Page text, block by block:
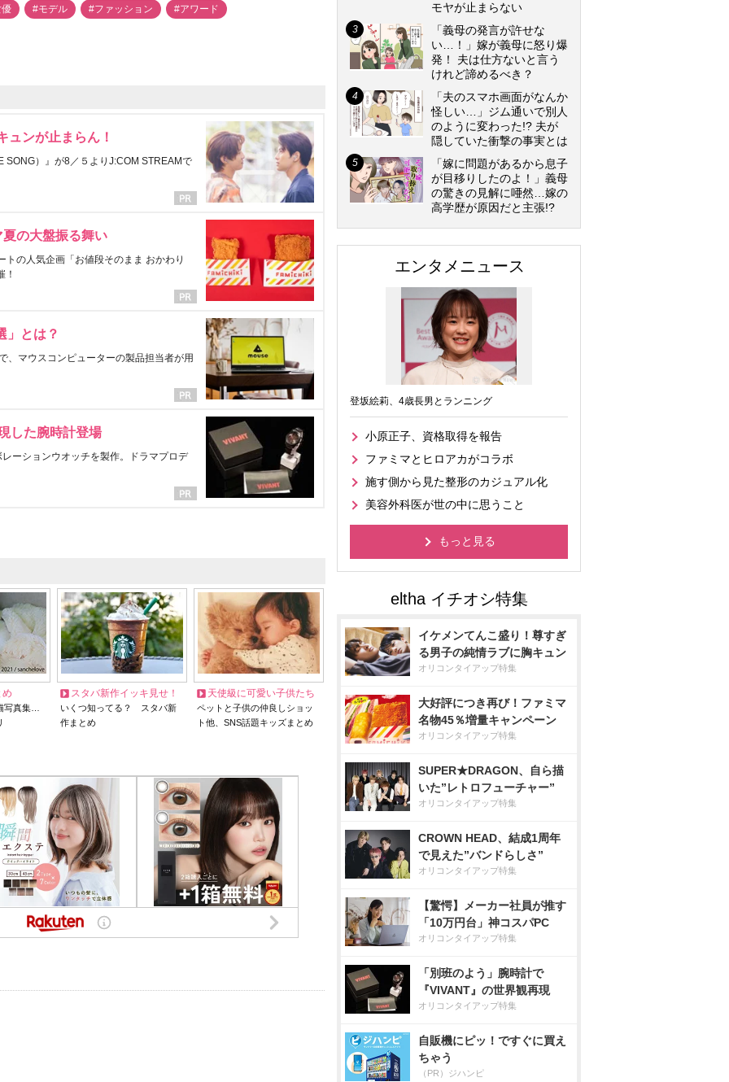
#モデル #ファッション #アワード
ュンが止まらん！
SONG）』が8／５よりJ:COM STREAMで
の大盤振る舞い
の人気企画「お値段そのまま おかわり
！
」とは？
、マウスコンピューターの製品担当者が用
した腕時計登場
ーションウオッチを製作。ドラマプロデ
め
写真集…
スタバ新作イッキ見せ！
いくつ知ってる？ スタバ新
作まとめ
天使級に可愛い子供たち
ペットと子供の仲良しショッ
ト他、SNS話題キッズまとめ
モヤが止まらない
「義母の発言が許せな
い…！」嫁が義母に怒り爆
発！ 夫は仕方ないと言う
けれど諦めるべき？
「夫のスマホ画面がなんか
怪しい…」ジム通いで別人
のように変わった!? 夫が
隠していた衝撃の事実とは
「嫁に問題があるから息子
が目移りしたのよ！」義母
の驚きの見解に唖然…嫁の
高学歴が原因だと主張!?
エンタメニュース
登坂絵莉、4歳長男とランニング
小原正子、資格取得を報告
ファミマとヒロアカがコラボ
施す側から見た整形のカジュアル化
美容外科医が世の中に思うこと
もっと見る
イケメンてんこ盛り！尊すぎ
る男子の純情ラブに胸キュン
オリコンタイアップ特集
大好評につき再び！ファミマ
名物45％増量キャンペーン
オリコンタイアップ特集
SUPER★DRAGON、自ら描
いた”レトロフューチャー”
オリコンタイアップ特集
CROWN HEAD、結成1周年
で見えた”バンドらしさ”
オリコンタイアップ特集
【驚愕】メーカー社員が推す
「10万円台」神コスパPC
オリコンタイアップ特集
「別班のよう」腕時計で
『VIVANT』の世界観再現
オリコンタイアップ特集
自販機にピッ！ですぐに買え
ちゃう
（PR）ジハンピ